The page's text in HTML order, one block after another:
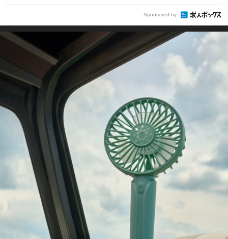
Sponsored by